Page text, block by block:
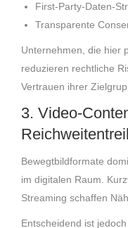
First-Party-Daten-
Transparente
Unternehmen, die hier
reduzieren rechtliche
Vertrauen ihrer
3. Video-
Bewegtbildformate
im digitalen Raum.
Streaming schaffen
Entscheidend ist